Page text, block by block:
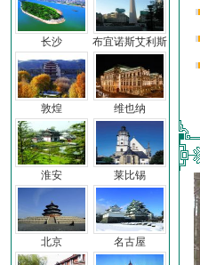
长沙
敦煌
淮安
北京
布宜诺斯艾利斯
维也纳
莱比锡
名古屋